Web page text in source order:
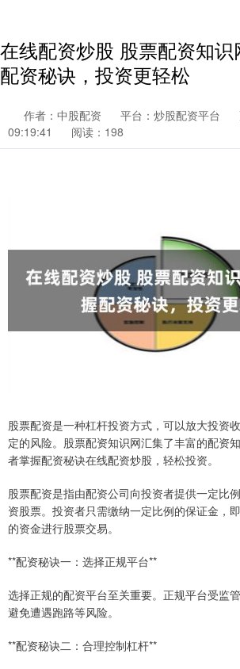
在线配资炒股 股票配资知
配资秘诀，投资更轻松
作者：中股配资 平台：炒股配资平台
09:19:41
阅读：198
股票配资是一种杠杆投资方式，可以放大投资
定的风险。股票配资知识网汇集了丰富的配资
者掌握配资秘诀在线配资炒股，轻松投资。
股票配资是指由配资公司向投资者提供一定比
资股票。投资者只需缴纳一定比例的保证金，
的资金进行股票交易。
**配资秘诀一：选择正规平台**
选择正规的配资平台至关重要。正规平台受监
避免遭遇跑路等风险。
**配资秘诀二：合理控制杠杆**